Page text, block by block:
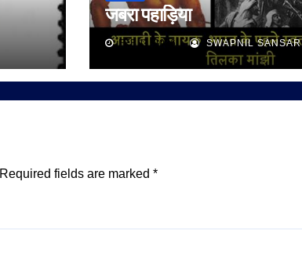
जबरा पहाड़िया
FEB 11, 2026 SWAPNIL SANSAR
Required fields are marked *